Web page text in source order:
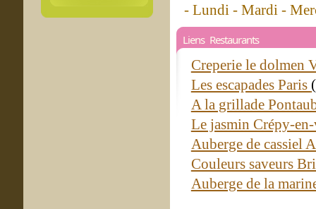
- Lundi - Mardi -
Liens Restaurants
Creperie le dolmen
Les escapades Paris
A la grillade
Le jasmin Crépy-
Auberge de cassiel
Couleurs saveurs
Auberge de la